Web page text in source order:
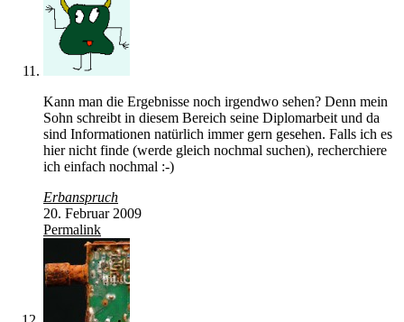
Kann man die Ergebnisse noch irgendwo sehen? Denn mein
Sohn schreibt in diesem Bereich seine Diplomarbeit und da
sind Informationen natürlich immer gern gesehen. Falls ich es
hier nicht finde (werde gleich nochmal suchen), recherchiere
ich einfach nochmal :-)
Erbanspruch
20. Februar 2009
Permalink